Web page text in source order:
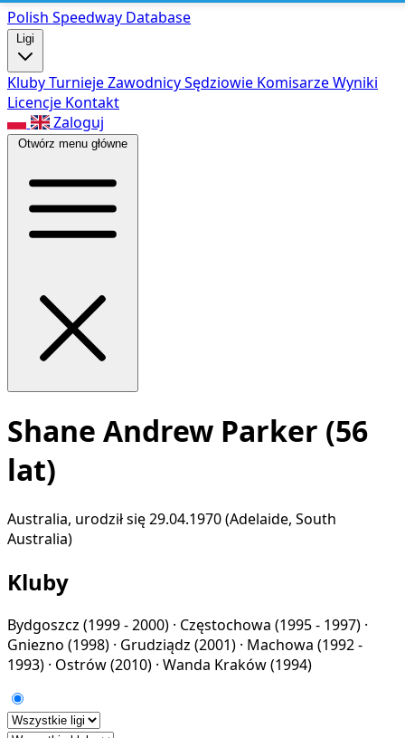
Polish Speedway Database
Ligi
KlubyTurniejeZawodnicySędziowie KomisarzeWyniki
Licencje Kontakt
Zaloguj
Otwórz menu główne
Shane Andrew Parker (56
lat)
Australia, urodził się 29.04.1970 (Adelaide, South
Australia)
Kluby
Bydgoszcz (1999 - 2000) · Częstochowa (1995 - 1997) ·
Gniezno (1998) · Grudziądz (2001) · Machowa (1992 -
1993) · Ostrów(2010) · Wanda Kraków(1994)